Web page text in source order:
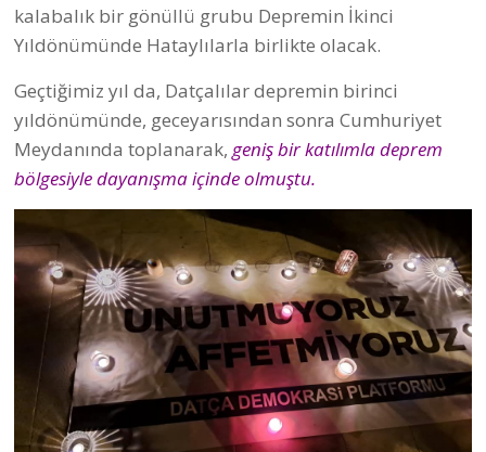
kalabalık bir gönüllü grubu Depremin İkinci
Yıldönümünde Hataylılarla birlikte olacak.
Geçtiğimiz yıl da, Datçalılar depremin birinci
yıldönümünde, geceyarısından sonra Cumhuriyet
Meydanında toplanarak, geniş bir katılımla deprem
bölgesiyle dayanışma içinde olmuştu.